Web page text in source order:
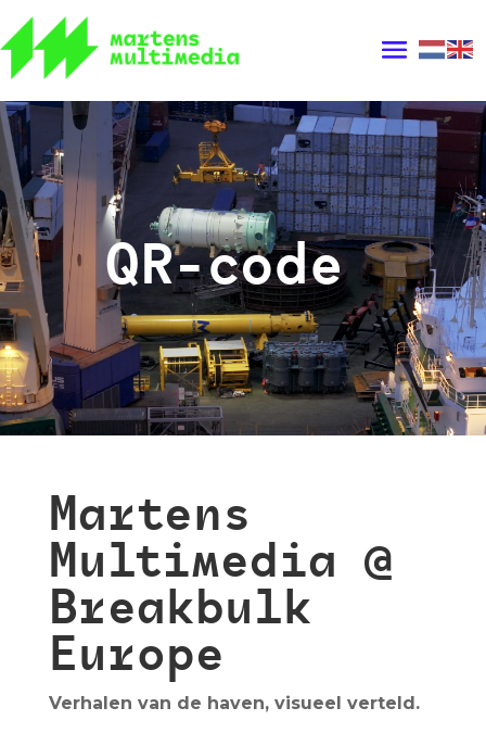
QR-code
Martens
Multimedia @
Breakbulk
Europe
Verhalen van de haven, visueel verteld.